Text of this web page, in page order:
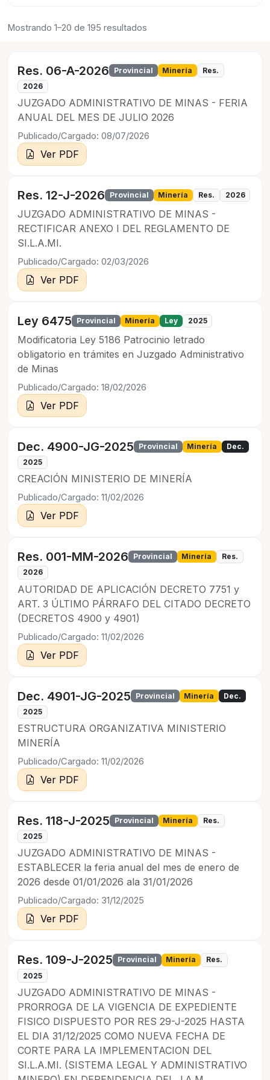
Mostrando 1–20 de 195 resultados
Res. 06-A-2026 Provincial Minería
Res.
2026
JUZGADO ADMINISTRATIVO DE MINAS - FERIA
ANUAL DEL MES DE JULIO 2026
Publicado/Cargado: 08/07/2026
Ver PDF
Res. 12-J-2026 Provincial Minería Res. 2026
JUZGADO ADMINISTRATIVO DE MINAS -
RECTIFICAR ANEXO I DEL REGLAMENTO DE
SI.L.A.MI.
Publicado/Cargado: 02/03/2026
Ver PDF
Ley 6475 Provincial Minería Ley 2025
Modificatoria Ley 5186 Patrocinio letrado
obligatorio en trámites en Juzgado Administrativo
de Minas
Publicado/Cargado: 18/02/2026
Ver PDF
Dec. 4900-JG-2025 Provincial Minería
Dec.
2025
CREACIÓN MINISTERIO DE MINERÍA
Publicado/Cargado: 11/02/2026
Ver PDF
Res. 001-MM-2026 Provincial Minería
Res.
2026
AUTORIDAD DE APLICACIÓN DECRETO 7751 y
ART. 3 ÚLTIMO PÁRRAFO DEL CITADO DECRETO
(DECRETOS 4900 y 4901)
Publicado/Cargado: 11/02/2026
Ver PDF
Dec. 4901-JG-2025 Provincial Minería
Dec.
2025
ESTRUCTURA ORGANIZATIVA MINISTERIO
MINERÍA
Publicado/Cargado: 11/02/2026
Ver PDF
Res. 118-J-2025 Provincial Minería
Res.
2025
JUZGADO ADMINISTRATIVO DE MINAS -
ESTABLECER la feria anual del mes de enero de
2026 desde 01/01/2026 ala 31/01/2026
Publicado/Cargado: 31/12/2025
Ver PDF
Res. 109-J-2025 Provincial Minería
Res.
2025
JUZGADO ADMINISTRATIVO DE MINAS -
PRORROGA DE LA VIGENCIA DE EXPEDIENTE
FISICO DISPUESTO POR RES 29-J-2025 HASTA
EL DIA 31/12/2025 COMO NUEVA FECHA DE
CORTE PARA LA IMPLEMENTACION DEL
SI.L.A.MI. (SISTEMA LEGAL Y ADMINISTRATIVO